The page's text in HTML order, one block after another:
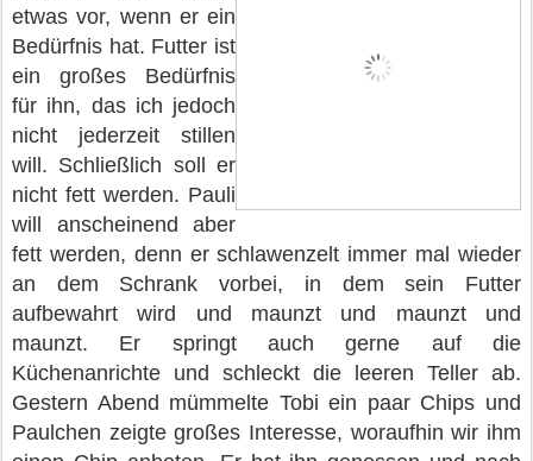
etwas vor, wenn er ein
Bedürfnis hat. Futter ist
ein großes Bedürfnis
für ihn, das ich jedoch
nicht jederzeit stillen
will. Schließlich soll er
nicht fett werden. Pauli
will anscheinend aber
fett werden, denn er schlawenzelt immer mal wieder
an dem Schrank vorbei, in dem sein Futter
aufbewahrt wird und maunzt und maunzt und
maunzt. Er springt auch gerne auf die
Küchenanrichte und schleckt die leeren Teller ab.
Gestern Abend mümmelte Tobi ein paar Chips und
Paulchen zeigte großes Interesse, woraufhin wir ihm